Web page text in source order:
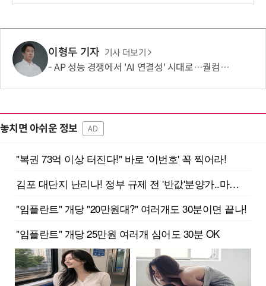
이형두 기자 기사 더보기
AP 성능 경쟁에서 'AI 연결성' 시대로…퀄컴 영역 확장 본격화
놓치면 아쉬운 정보 AD